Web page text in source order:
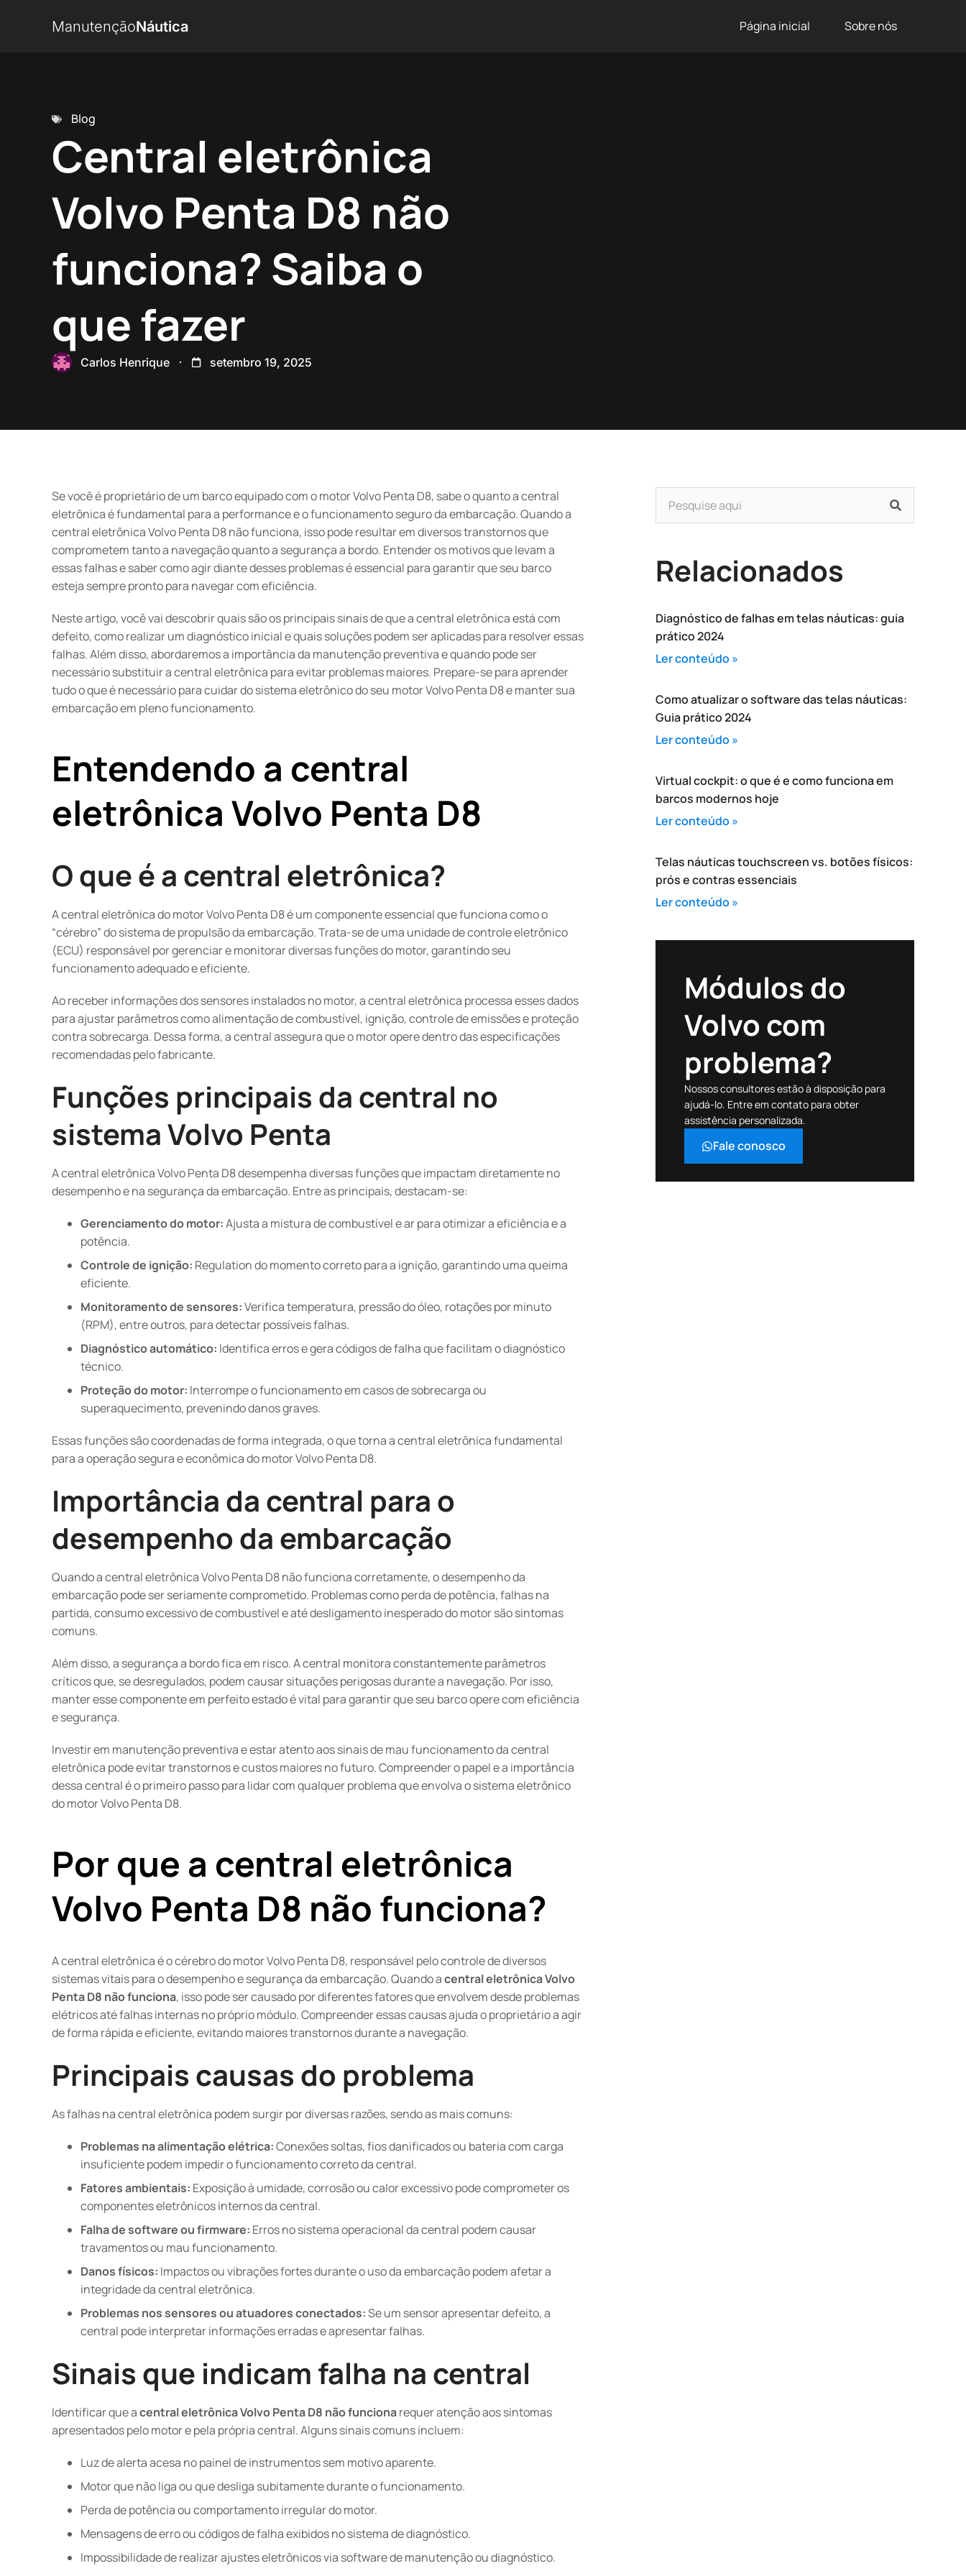
ManutençãoNáutica Página inicial Sobre nós
Blog
Central eletrônica
Volvo Penta D8 não
funciona? Saiba o
que fazer
Carlos Henrique setembro 19, 2025
Se você é proprietário de um barco equipado com o motor Volvo Penta D8, sabe o quanto a central
eletrônica é fundamental para a performance e o funcionamento seguro da embarcação. Quando a
central eletrônica Volvo Penta D8 não funciona, isso pode resultar em diversos transtornos que
comprometem tanto a navegação quanto a segurança a bordo. Entender os motivos que levam a
essas falhas e saber como agir diante desses problemas é essencial para garantir que seu barco
esteja sempre pronto para navegar com eficiência.
Neste artigo, você vai descobrir quais são os principais sinais de que a central eletrônica está com
defeito, como realizar um diagnóstico inicial e quais soluções podem ser aplicadas para resolver essas
falhas. Além disso, abordaremos a importância da manutenção preventiva e quando pode ser
necessário substituir a central eletrônica para evitar problemas maiores. Prepare-se para aprender
tudo o que é necessário para cuidar do sistema eletrônico do seu motor Volvo Penta D8 e manter sua
embarcação em pleno funcionamento.
Entendendo a central
eletrônica Volvo Penta D8
O que é a central eletrônica?
A central eletrônica do motor Volvo Penta D8 é um componente essencial que funciona como o
“cérebro” do sistema de propulsão da embarcação. Trata-se de uma unidade de controle eletrônico
(ECU) responsável por gerenciar e monitorar diversas funções do motor, garantindo seu
funcionamento adequado e eficiente.
Ao receber informações dos sensores instalados no motor, a central eletrônica processa esses dados
para ajustar parâmetros como alimentação de combustível, ignição, controle de emissões e proteção
contra sobrecarga. Dessa forma, a central assegura que o motor opere dentro das especificações
recomendadas pelo fabricante.
Funções principais da central no
sistema Volvo Penta
A central eletrônica Volvo Penta D8 desempenha diversas funções que impactam diretamente no
desempenho e na segurança da embarcação. Entre as principais, destacam-se:
Gerenciamento do motor:Ajusta a mistura de combustível e ar para otimizar a eficiência e a
potência.
Controle de ignição: Regulation do momento correto para a ignição, garantindo uma queima
eficiente.
Monitoramento de sensores:Verifica temperatura, pressão do óleo, rotações por minuto
(RPM), entre outros, para detectar possíveis falhas.
Diagnóstico automático: Identifica erros e gera códigos de falha que facilitam o diagnóstico
técnico.
Proteção do motor: Interrompe o funcionamento em casos de sobrecarga ou
superaquecimento, prevenindo danos graves.
Essas funções são coordenadas de forma integrada, o que torna a central eletrônica fundamental
para a operação segura e econômica do motor Volvo Penta D8.
Importância da central para o
desempenho da embarcação
Quando a central eletrônica Volvo Penta D8 não funciona corretamente, o desempenho da
embarcação pode ser seriamente comprometido. Problemas como perda de potência, falhas na
partida, consumo excessivo de combustível e até desligamento inesperado do motor são sintomas
comuns.
Além disso, a segurança a bordo fica em risco. A central monitora constantemente parâmetros
críticos que, se desregulados, podem causar situações perigosas durante a navegação. Por isso,
manter esse componente em perfeito estado é vital para garantir que seu barco opere com eficiência
e segurança.
Investir em manutenção preventiva e estar atento aos sinais de mau funcionamento da central
eletrônica pode evitar transtornos e custos maiores no futuro. Compreender o papel e a importância
dessa central é o primeiro passo para lidar com qualquer problema que envolva o sistema eletrônico
do motor Volvo Penta D8.
Por que a central eletrônica
Volvo Penta D8 não funciona?
A central eletrônica é o cérebro do motor Volvo Penta D8, responsável pelo controle de diversos
sistemas vitais para o desempenho e segurança da embarcação. Quando acentral eletrônica Volvo
Penta D8 não funciona, isso pode ser causado por diferentes fatores que envolvem desde problemas
elétricos até falhas internas no próprio módulo. Compreender essas causas ajuda o proprietário a agir
de forma rápida e eficiente, evitando maiores transtornos durante a navegação.
Principais causas do problema
As falhas na central eletrônica podem surgir por diversas razões, sendo as mais comuns:
Problemas na alimentação elétrica:Conexões soltas, fios danificados ou bateria com carga
insuficiente podem impedir o funcionamento correto da central.
Fatores ambientais: Exposição à umidade, corrosão ou calor excessivo pode comprometer os
componentes eletrônicos internos da central.
Falha de software ou firmware: Erros no sistema operacional da central podem causar
travamentos ou mau funcionamento.
Danos físicos: Impactos ou vibrações fortes durante o uso da embarcação podem afetar a
integridade da central eletrônica.
Problemas nos sensores ou atuadores conectados:Se um sensor apresentar defeito, a
central pode interpretar informações erradas e apresentar falhas.
Sinais que indicam falha na central
Identificar que acentral eletrônica Volvo Penta D8 não funcionarequer atenção aos sintomas
apresentados pelo motor e pela própria central. Alguns sinais comuns incluem:
Luz de alerta acesa no painel de instrumentos sem motivo aparente.
Motor que não liga ou que desliga subitamente durante o funcionamento.
Perda de potência ou comportamento irregular do motor.
Mensagens de erro ou códigos de falha exibidos no sistema de diagnóstico.
Impossibilidade de realizar ajustes eletrônicos via software de manutenção ou diagnóstico.
Relacionados
Diagnóstico de falhas em telas náuticas: guia
prático 2024
Ler conteúdo »
Como atualizar o software das telas náuticas:
Guia prático 2024
Ler conteúdo »
Virtual cockpit: o que é e como funciona em
barcos modernos hoje
Ler conteúdo »
Telas náuticas touchscreen vs. botões físicos:
prós e contras essenciais
Ler conteúdo »
Módulos do
Volvo com
problema?
Nossos consultores estão à disposição para
ajudá-lo. Entre em contato para obter
assistência personalizada.
Fale conosco